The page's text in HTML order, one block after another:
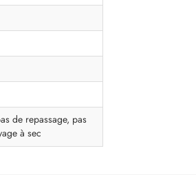
de repassage, pas
à sec